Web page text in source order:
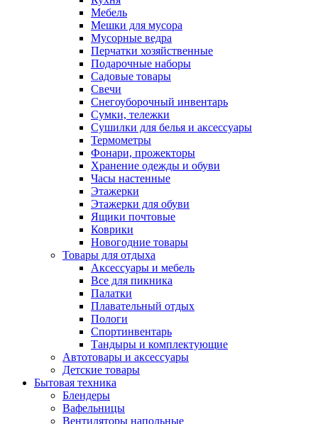
Мебель
Мешки для мусора
Мусорные ведра
Перчатки хозяйственные
Подарочные наборы
Садовые товары
Свечи
Снегоуборочный инвентарь
Сумки, тележки
Сушилки для белья и аксессуары
Термометры
Фонари, прожекторы
Хранение одежды и обуви
Часы настенные
Этажерки
Этажерки для обуви
Ящики почтовые
Коврики
Новогодние товары
Товары для отдыха
Аксессуары и мебель
Все для пикника
Палатки
Плавательный отдых
Пологи
Спортинвентарь
Тандыры и комплектующие
Автотовары и аксессуары
Детские товары
Бытовая техника
Блендеры
Вафельницы
Вентиляторы напольные